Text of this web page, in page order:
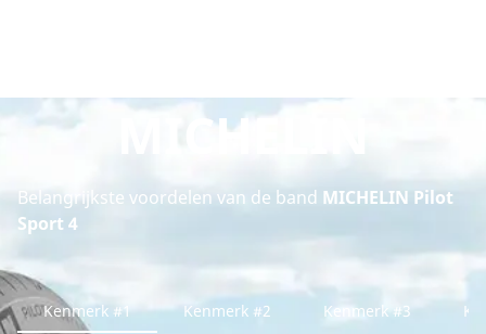
MICHELIN
Belangrijkste voordelen van de band MICHELIN Pilot
Sport 4
Kenmerk #1 Kenmerk #2 Kenmerk #3